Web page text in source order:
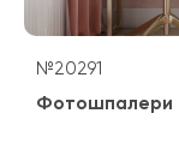
№20291
Фотошпалери